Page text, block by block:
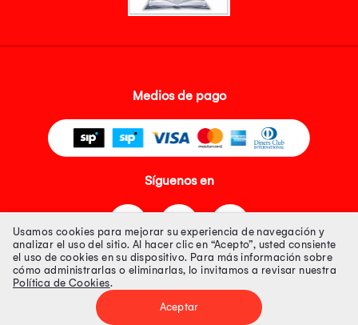
Medios de pago
Síguenos en
Tienda 100% Segura
Usamos cookies para mejorar su experiencia de navegación y
analizar el uso del sitio. Al hacer clic en “Acepto”, usted consiente
el uso de cookies en su dispositivo. Para más información sobre
cómo administrarlas o eliminarlas, lo invitamos a revisar nuestra
Política de Cookies.
Aceptar